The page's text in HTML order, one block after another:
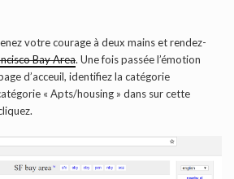
votre courage à deux mains et rendez-
Bay Area. Une fois passée l’émotion
d’acceuil, identifiez la catégorie
« Apts/housing » dans sur cette